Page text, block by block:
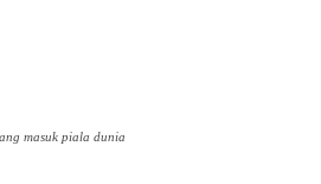
masuk piala dunia